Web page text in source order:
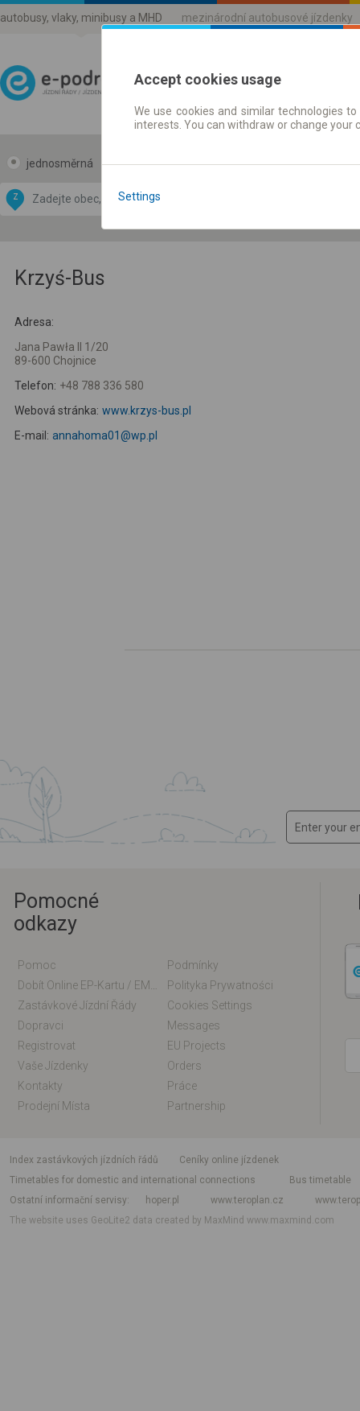
autobusy, vlaky, minibusy a MHD mezinárodní autobusové jízdenky
Jízdni řády a jízdenky
jednosměrná zpáteční
Z
by
OpenStreetMap
Krzyś-Bus
Adresa:
Jana Pawła II 1/20
89-600 Chojnice
Telefon: +48 788 336 580
Webová stránka: www.krzys-bus.pl
E-mail: annahoma01@wp.pl
Pomocné
odkazy
Pomoc
Podmínky
Polityka Prywatności
Zastávkové Jízdní Řády
Cookies Settings
Dopravci
Messages
Registrovat
EU Projects
Vaše Jízdenky
Orders
Kontakty
Práce
Prodejní Místa
Partnership
index zastávkových jízdních řádů
Ceníky online jízdenek
Timetables for domestic and international connections
Bus timetable
Ostatní informační servisy
hoper.pl www.teroplan.cz
The website uses GeoLite2 data created by MaxMindwww.maxmind.com
Accept cookies usage
We use cookies and similar technologies
interests. You can withdraw or change
Settings